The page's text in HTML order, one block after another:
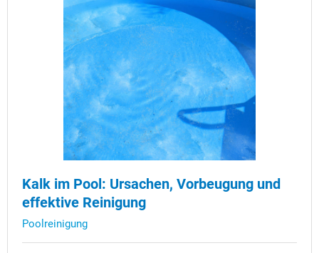
Kalk im Pool: Ursachen, Vorbeugung und
effektive Reinigung
Poolreinigung